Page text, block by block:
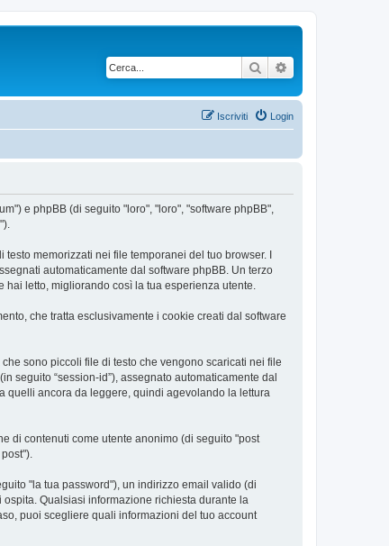
Cerca
Login
Iscriviti
e phpBB (di seguito "loro", "loro", "software phpBB",
memorizzati nei file temporanei del tuo browser. I
automaticamente dal software phpBB. Un terzo
letto, migliorando così la tua esperienza utente.
che tratta esclusivamente i cookie creati dal software
sono piccoli file di testo che vengono scaricati nei file
seguito “session-id”), assegnato automaticamente dal
quelli ancora da leggere, quindi agevolando la lettura
di contenuti come utente anonimo (di seguito "post
"la tua password"), un indirizzo email valido (di
Qualsiasi informazione richiesta durante la
puoi scegliere quali informazioni del tuo account